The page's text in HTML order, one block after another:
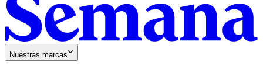
Nuestras marcas